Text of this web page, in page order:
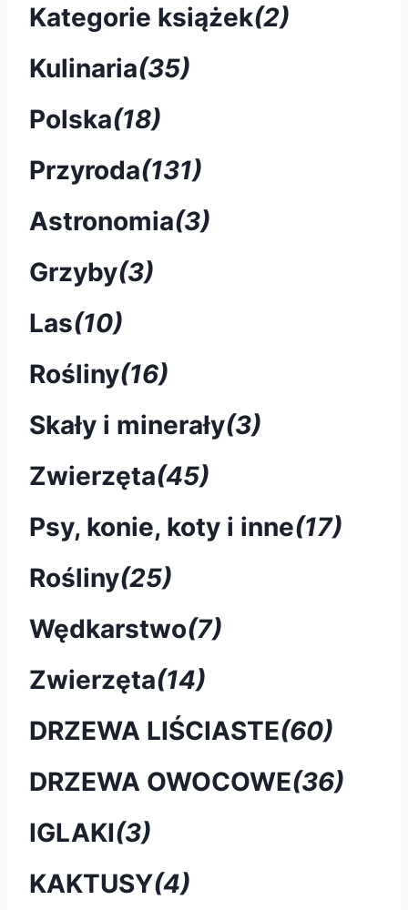
Kategorie książek(2)
Kulinaria(35)
Polska(18)
Przyroda(131)
Astronomia(3)
Grzyby(3)
Las(10)
Rośliny(16)
Skały i minerały(3)
Zwierzęta(45)
Psy, konie, koty i inne(17)
Rośliny(25)
Wędkarstwo(7)
Zwierzęta(14)
DRZEWA LIŚCIASTE(60)
DRZEWA OWOCOWE(36)
IGLAKI(3)
KAKTUSY(4)